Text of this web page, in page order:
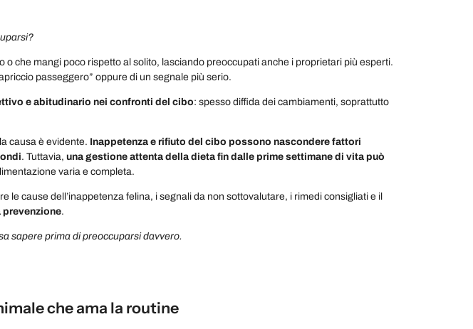
o che mangi poco rispetto al solito, lasciando preoccupati anche i proprietari più esperti.
passeggero” oppure di un segnale più serio.
e abitudinario nei confronti del cibo: spesso diffida dei cambiamenti, soprattutto
causa è evidente. Inappetenza e rifiuto del cibo possono nascondere fattori
. Tuttavia, una gestione attenta della dieta fin dalle prime settimane di vita può
varia e completa.
le cause dell’inappetenza felina, i segnali da non sottovalutare, i rimedi consigliati e il
prevenzione.
sapere prima di preoccuparsi davvero.
che ama la routine